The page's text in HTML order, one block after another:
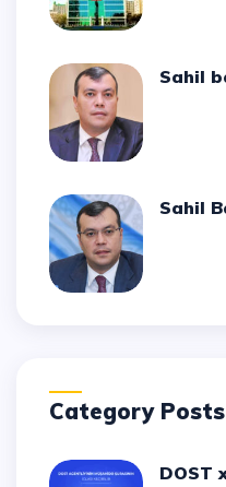
Sahil
Sahil
Category Posts
DOST xidmətlərinə müraciətlər